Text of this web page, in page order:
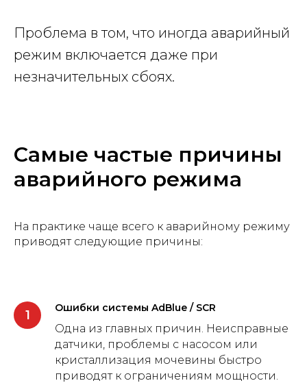
Проблема в том, что иногда аварийный
режим включается даже при
незначительных сбоях.
Самые частые причины
аварийного режима
На практике чаще всего к аварийному режиму
приводят следующие причины:
Ошибки системы AdBlue / SCR
Одна из главных причин. Неисправные
датчики, проблемы с насосом или
кристаллизация мочевины быстро
приводят к ограничениям мощности.